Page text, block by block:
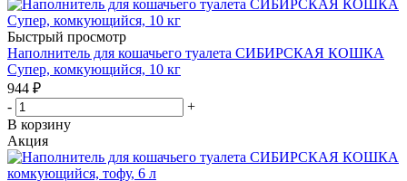
Быстрый просмотр
Наполнитель для кошачьего туалета СИБИРСКАЯ КОШКА
Супер, комкующийся, 10 кг
944 ₽
-
+
В корзину
Акция